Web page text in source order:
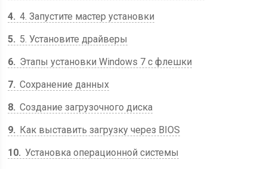
4 4. Запустите мастер установки
5
5. Установите драйверы
6
Этапы установки Windows 7 с флешки
7 Сохранение данных
8 Создание загрузочного диска
9
Как выставить загрузку через BIOS
10 Установка операционной системы